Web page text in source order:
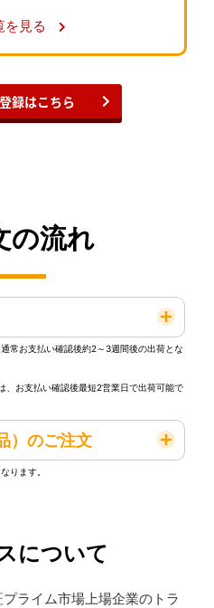
を見る
録はこちら
の流れ
常お支払い確認後約2～3週間後の出荷とな
、お支払い確認後最短2営業日で出荷可能で
）のご注文
ります。
について
プライム市場上場企業のトラ